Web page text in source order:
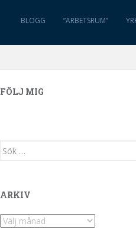
BLOGG ”ARBETSRUM”
FÖLJ MIG
Sök efter:
ARKIV
Arkiv